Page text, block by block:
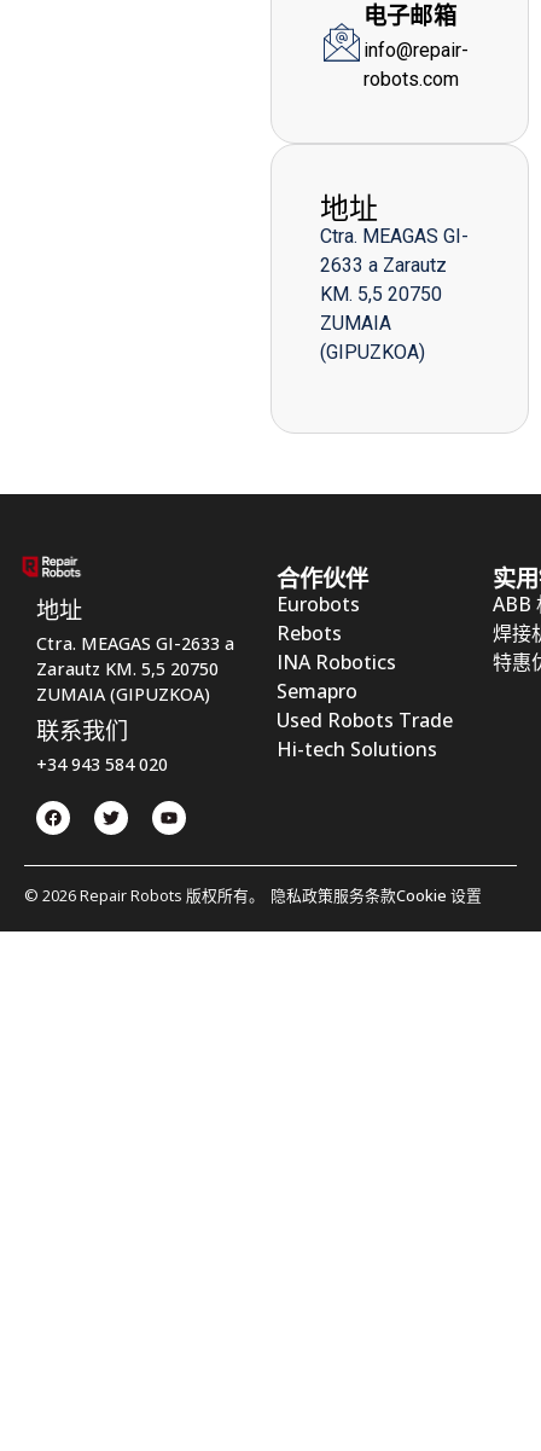
电子邮箱
info@repair-
robots.com
地址
Ctra. MEAGAS GI-
2633 a Zarautz
KM. 5,5 20750
ZUMAIA
(GIPUZKOA)
地址
Ctra. MEAGAS GI-2633 a
Zarautz KM. 5,5 20750
ZUMAIA (GIPUZKOA)
联系我们
+34 943 584 020
合作伙伴
Eurobots
Rebots
INA Robotics
Semapro
Used Robots Trade
Hi-tech Solutions
实
ABB
焊接
特惠
© 2026 Repair Robots 版权所有。 隐私政策服务条款Cookie 设置